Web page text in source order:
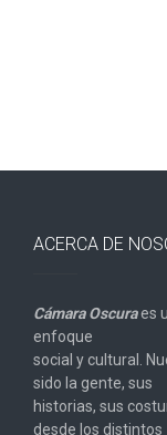
ACERCA DE
Cámara Oscuraes
enfoque
social y cultural.
sido la gente, sus
historias, sus
desde los distintos